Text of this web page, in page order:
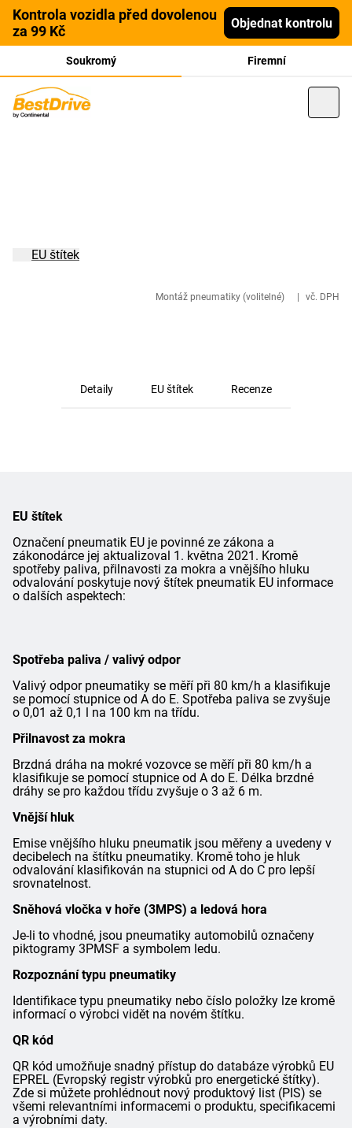
Kontrola vozidla před dovolenou
za 99 Kč
Objednat kontrolu
Soukromý Firemní
Montáž pneumatiky (volitelné) vč. DPH
EU štítek
Detaily EU štítek Recenze
EU štítek
Označení pneumatik EU je povinné ze zákona a
zákonodárce jej aktualizoval 1. května 2021. Kromě
spotřeby paliva, přilnavosti za mokra a vnějšího hluku
odvalování poskytuje nový štítek pneumatik EU informace
o dalších aspektech:
Spotřeba paliva / valivý odpor
Valivý odpor pneumatiky se měří při 80 km/h a klasifikuje
se pomocí stupnice od A do E. Spotřeba paliva se zvyšuje
o 0,01 až 0,1 l na 100 km na třídu.
Přilnavost za mokra
Brzdná dráha na mokré vozovce se měří při 80 km/h a
klasifikuje se pomocí stupnice od A do E. Délka brzdné
dráhy se pro každou třídu zvyšuje o 3 až 6 m.
Vnější hluk
Emise vnějšího hluku pneumatik jsou měřeny a uvedeny v
decibelech na štítku pneumatiky. Kromě toho je hluk
odvalování klasifikován na stupnici od A do C pro lepší
srovnatelnost.
Sněhová vločka v hoře (3MPS) a ledová hora
Je-li to vhodné, jsou pneumatiky automobilů označeny
piktogramy 3PMSF a symbolem ledu.
Rozpoznání typu pneumatiky
Identifikace typu pneumatiky nebo číslo položky lze kromě
informací o výrobci vidět na novém štítku.
QR kód
QR kód umožňuje snadný přístup do databáze výrobků EU
EPREL (Evropský registr výrobků pro energetické štítky).
Zde si můžete prohlédnout nový produktový list (PIS) se
všemi relevantními informacemi o produktu, specifikacemi
a výrobními daty.